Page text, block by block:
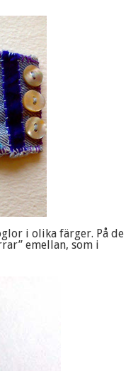
i olika färger. På de
emellan, som i